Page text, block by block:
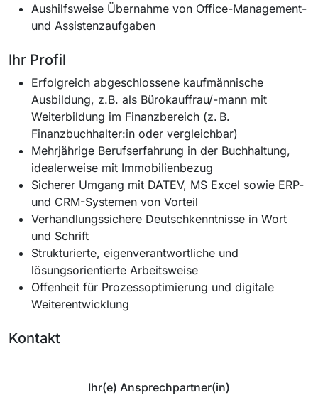
Aushilfsweise Übernahme von Office-Management-
und Assistenzaufgaben
Ihr Profil
Erfolgreich abgeschlossene kaufmännische
Ausbildung, z.B. als Bürokauffrau/-mann mit
Weiterbildung im Finanzbereich (z. B.
Finanzbuchhalter:in oder vergleichbar)
Mehrjährige Berufserfahrung in der Buchhaltung,
idealerweise mit Immobilienbezug
Sicherer Umgang mit DATEV, MS Excel sowie ERP-
und CRM-Systemen von Vorteil
Verhandlungssichere Deutschkenntnisse in Wort
und Schrift
Strukturierte, eigenverantwortliche und
lösungsorientierte Arbeitsweise
Offenheit für Prozessoptimierung und digitale
Weiterentwicklung
Kontakt
Ihr(e) Ansprechpartner(in)